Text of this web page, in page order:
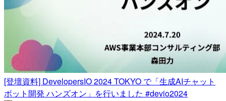
[登壇資料] DevelopersIO 2024 TOKYO で「生成AIチャット
ボット開発 ハンズオン」を行いました #devio2024